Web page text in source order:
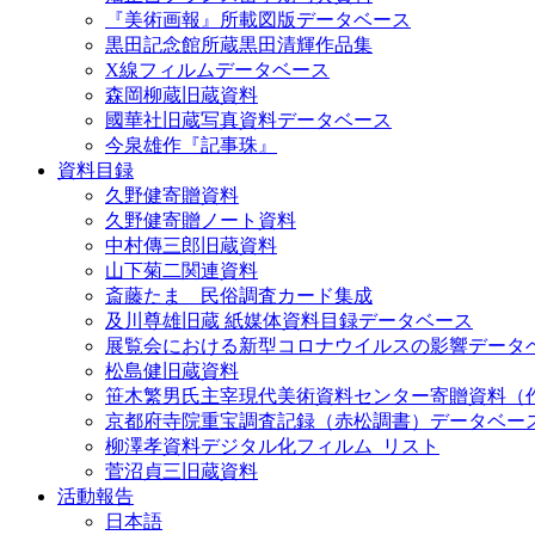
『美術画報』所載図版データベース
黒田記念館所蔵黒田清輝作品集
X線フィルムデータベース
森岡柳蔵旧蔵資料
國華社旧蔵写真資料データベース
今泉雄作『記事珠』
資料目録
久野健寄贈資料
久野健寄贈ノート資料
中村傳三郎旧蔵資料
山下菊二関連資料
斎藤たま 民俗調査カード集成
及川尊雄旧蔵 紙媒体資料目録データベース
展覧会における新型コロナウイルスの影響データ
松島健旧蔵資料
笹木繁男氏主宰現代美術資料センター寄贈資料（
京都府寺院重宝調査記録（赤松調書）データベー
柳澤孝資料デジタル化フィルム_リスト
菅沼貞三旧蔵資料
活動報告
日本語